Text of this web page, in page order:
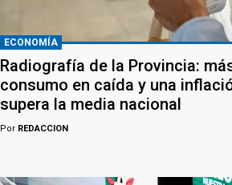
ECONOMÍA
Radiografía de la Provincia:
consumo en caída y una
supera la media nacional
Por REDACCION